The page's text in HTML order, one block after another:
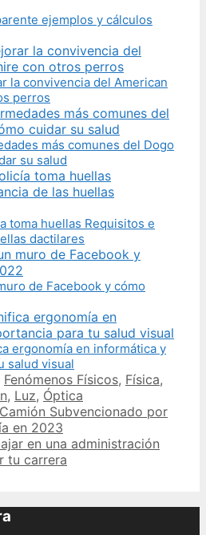
ejemplos y cálculos
la convivencia del American
perros
más comunes del Dogo
su salud
toma huellas Requisitos e
dactilares
de Facebook y cómo
ergonomía en informática y
salud visual
Fenómenos Físicos, Física,
, Luz, Óptica
Subvencionado por
en 2023
en una administración
tu carrera